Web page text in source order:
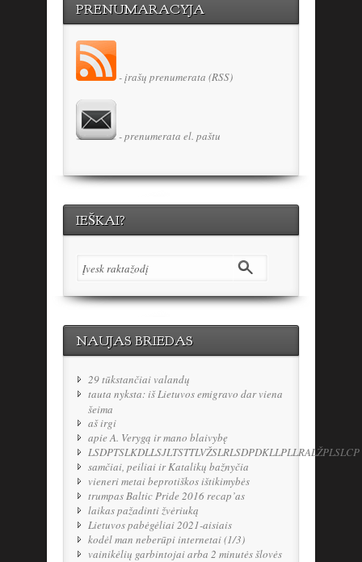
PRENUMARACYJA
- įrašų prenumerata (RSS)
- prenumerata el. paštu
IEŠKAI?
NAUJAS BRIEDAS
29 tūkstančiai valandų
tauta nyksta: iš Lietuvos emigravo dar viena
šeima
aš irgi
apie A. Verygą ir mano blaivybę
LSDPTSLKDLLSJLTSTTLVŽSLRLSDPDKLLPLLRALŽPLSLCP
samčiai, peiliai ir Katalikų bažnyčia
vieneri metai beprotiškos ištikimybės
trumpas Baltic Pride 2016 recap’as
laikas pažadinti žvėriuką
Lietuvos pabėgėliai 2021-aisiais
kodėl man neberūpi internetai (1/3)
vainikėlių garbintojai arba 2 minutės šlovės